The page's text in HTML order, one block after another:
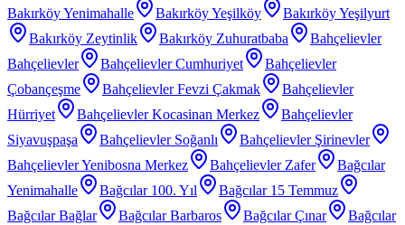
Bakırköy Yenimahalle
Bakırköy Yeşilköy
Bakırköy Yeşilyurt
Bakırköy Zeytinlik
Bakırköy Zuhuratbaba
Bahçelievler
Bahçelievler
Bahçelievler Cumhuriyet
Bahçelievler
Çobançeşme
Bahçelievler Fevzi Çakmak
Bahçelievler
Hürriyet
Bahçelievler Kocasinan Merkez
Bahçelievler
Siyavuşpaşa
Bahçelievler Soğanlı
Bahçelievler Şirinevler
Bahçelievler Yenibosna Merkez
Bahçelievler Zafer
Bağcılar
Yenimahalle
Bağcılar 100. Yıl
Bağcılar 15 Temmuz
Bağcılar Bağlar
Bağcılar Barbaros Bağcılar Çınar
Bağcılar